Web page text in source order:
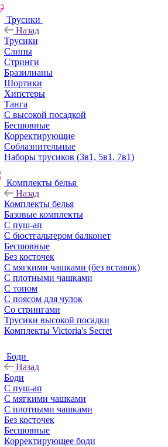
Трусики
Назад
Трусики
Слипы
Стринги
Бразилианы
Шортики
Хипстеры
Танга
С высокой посадкой
Бесшовные
Корректирующие
Соблазнительные
Наборы трусиков (3в1, 5в1, 7в1)
Комплекты белья
Назад
Комплекты белья
Базовые комплекты
С пуш-ап
С бюстгальтером балконет
Бесшовные
Без косточек
С мягкими чашками (без вставок)
С плотными чашками
С топом
С поясом для чулок
Со стрингами
Трусики высокой посадки
Комплекты Victoria's Secret
Боди
Назад
Боди
С пуш-ап
С мягкими чашками
С плотными чашками
Без косточек
Бесшовные
Корректирующее боди